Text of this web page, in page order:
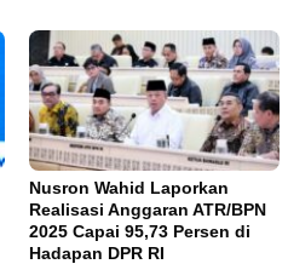
Nusron Wahid Laporkan
Realisasi Anggaran ATR/BPN
2025 Capai 95,73 Persen di
Hadapan DPR RI